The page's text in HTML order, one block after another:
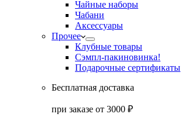
Чайные наборы
Чабани
Аксессуары
Прочее
Клубные товары
Сэмпл-пакиновинка!
Подарочные сертификаты
Бесплатная доставка
при заказе от 3000 ₽